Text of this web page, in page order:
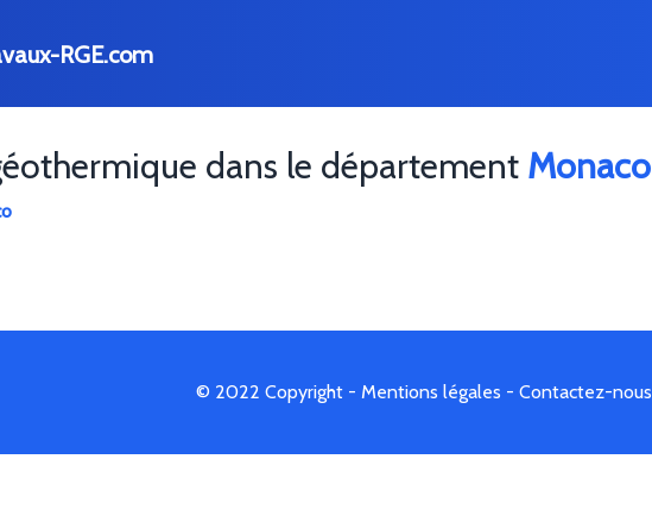
RGE.com
dans le département Monaco
© 2022 Copyright - Mentions légales - Contactez-nous